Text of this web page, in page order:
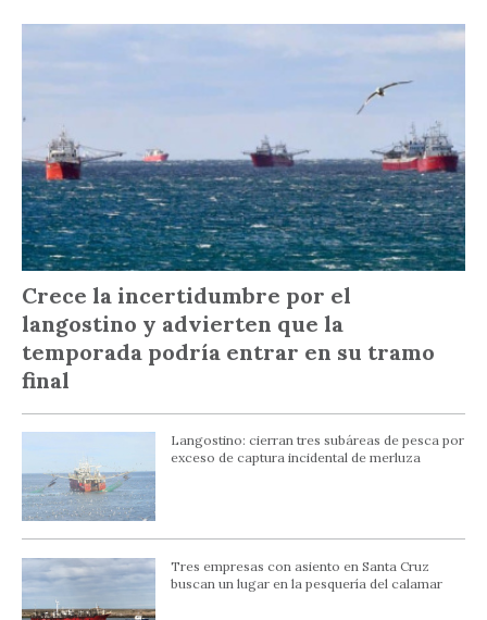
Crece la incertidumbre por el
langostino y advierten que la
temporada podría entrar en su tramo
final
Langostino: cierran tres subáreas de pesca por
exceso de captura incidental de merluza
Tres empresas con asiento en Santa Cruz
buscan un lugar en la pesquería del calamar